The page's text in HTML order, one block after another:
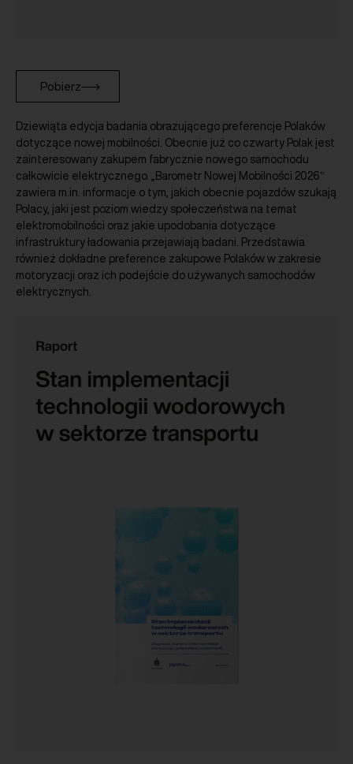
Pobierz
Dziewiąta edycja badania obrazującego preferencje Polaków
dotyczące nowej mobilności. Obecnie już co czwarty Polak jest
zainteresowany zakupem fabrycznie nowego samochodu
całkowicie elektrycznego. „Barometr Nowej Mobilności 2026″
zawiera m.in. informacje o tym, jakich obecnie pojazdów szukają
Polacy, jaki jest poziom wiedzy społeczeństwa na temat
elektromobilności oraz jakie upodobania dotyczące
infrastruktury ładowania przejawiają badani. Przedstawia
również dokładne preference zakupowe Polaków w zakresie
motoryzacji oraz ich podejście do używanych samochodów
elektrycznych.